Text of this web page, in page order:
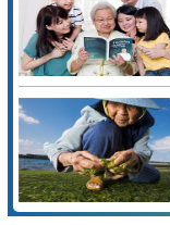
hoặc điều trị dựa
hiệu bất thường
cơ sở y tế gần